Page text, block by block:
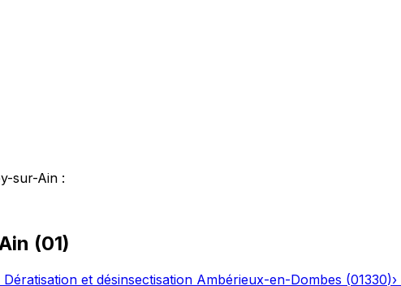
sur-Ain :
(01)
Dératisation et désinsectisation Ambérieux-en-Dombes (01330)›